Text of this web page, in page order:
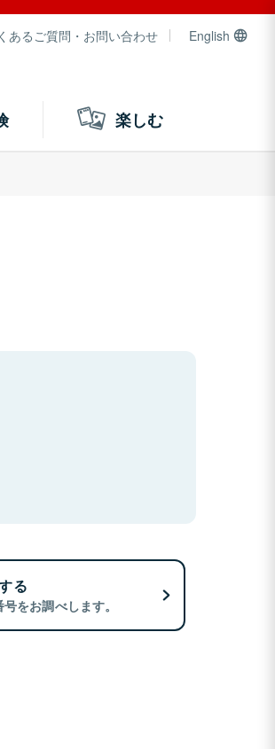
あるご質問・お問い合わせ English
楽しむ
る
をお調べします。